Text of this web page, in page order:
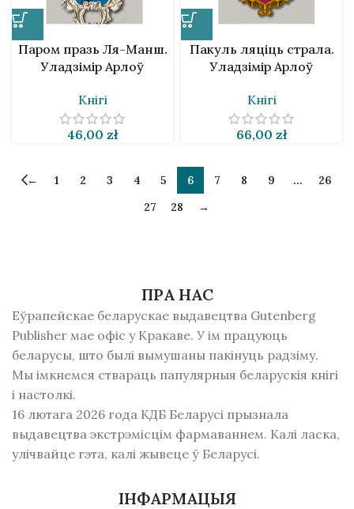
Паром празь Ля-Манш.
Уладзімір Арлоў
Кнігі
46,00 zł
Пакуль ляціць страла.
Уладзімір Арлоў
Кнігі
66,00 zł
← 1 2 3 4 5 6 7 8 9 …
26
27
28 →
ПРА НАС
Еўрапейскае беларускае выдавецтва Gutenberg
Publisher мае офіс у Кракаве. У ім працуюць
беларусы, што былі вымушаны пакінуць радзiму.
Мы імкнемся ствараць папулярныя беларускія кнігі
і настолкі.
16 лютага 2026 года КДБ Беларусі прызнала
выдавецтва экстрэмісцім фармаваннем. Калі ласка,
улічвайце гэта, калі жывеце ў Беларусі.
ІНФАРМАЦЫЯ